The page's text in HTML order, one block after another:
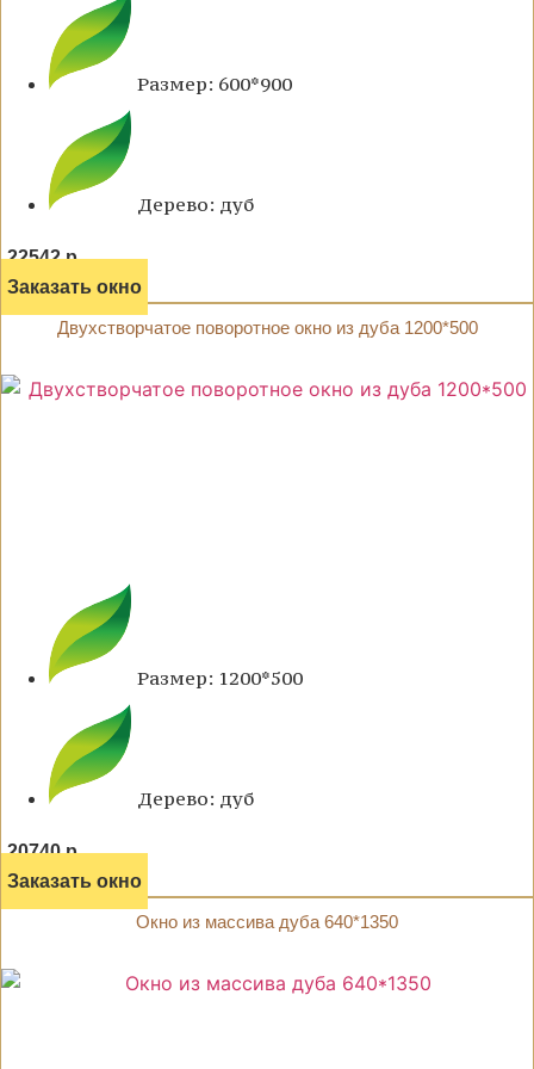
Размер: 600*900
Дерево: дуб
22542 р.
Заказать окно
Двухстворчатое поворотное окно из дуба 1200*500
Размер: 1200*500
Дерево: дуб
20740 р.
Заказать окно
Окно из массива дуба 640*1350